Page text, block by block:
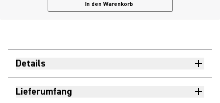
In den Warenkorb
Details
Lieferumfang